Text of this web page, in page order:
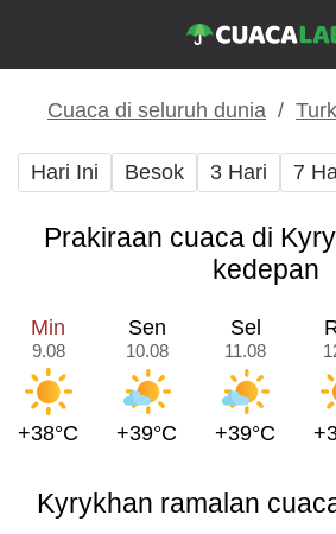
Cuaca di seluruh dunia
Hari Ini Besok 3 Hari 7
Prakiraan cuaca di
kedepan
Min
9.08
+38°C
Sen
10.08
+39°C
Sel
11.08
+39°C
Kyrykhan ramalan